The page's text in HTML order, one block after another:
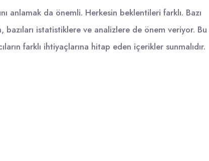
anlamak da önemli. Herkesin beklentileri farklı. Bazı
bazıları istatistiklere ve analizlere de önem veriyor. Bu
farklı ihtiyaçlarına hitap eden içerikler sunmalıdır.